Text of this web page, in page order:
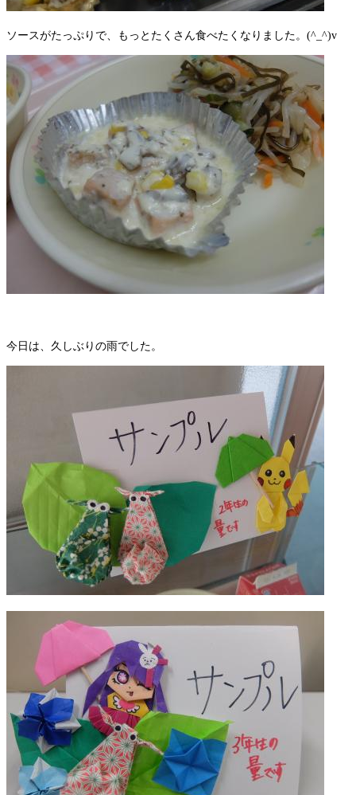
ソースがたっぷりで、もっとたくさん食べたくなりました。(^_^)v
今日は、久しぶりの雨でした。